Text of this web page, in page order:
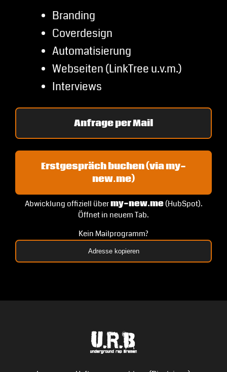
Branding
Coverdesign
Automatisierung
Webseiten (LinkTree u.v.m.)
Interviews
Anfrage per Mail
Erstgespräch buchen (via my-
new.me)
Abwicklung offiziell übermy-new.me(HubSpot).
Öffnet in neuem Tab.
Kein Mailprogramm?
Adresse kopieren